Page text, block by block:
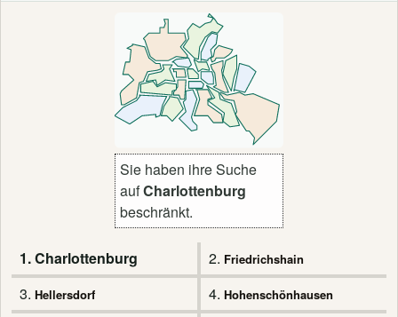
Sie haben ihre Suche
aufCharlottenburg
beschränkt.
1. Charlottenburg 2. Friedrichshain
3. Hellersdorf 4. Hohenschönhausen